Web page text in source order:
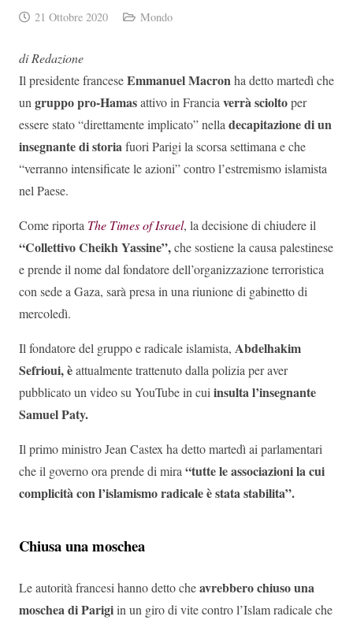
21 Ottobre 2020 Mondo
di Redazione
Il presidente franceseEmmanuel Macronha detto martedì che
ungruppo pro-Hamasattivo in Franciaverrà scioltoper
essere stato “direttamente implicato” nelladecapitazione di un
insegnante di storiafuori Parigi la scorsa settimana e che
“verranno intensificate le azioni” contro l’estremismo islamista
nel Paese.
Come riporta The Times of Israel, la decisione di chiudere il
“Collettivo Cheikh Yassine”,che sostiene la causa palestinese
e prende il nome dal fondatore dell’organizzazione terroristica
con sede a Gaza, sarà presa in una riunione di gabinetto di
mercoledì.
Il fondatore del gruppo e radicale islamista, Abdelhakim
Sefrioui, èattualmente trattenuto dalla polizia per aver
pubblicato un video su YouTube in cuiinsulta l’insegnante
Samuel Paty.
Il primo ministro Jean Castex ha detto martedì ai parlamentari
che il governo ora prende di mira“tutte le associazioni la cui
complicità con l’islamismo radicale è stata stabilita”.
Chiusa una moschea
Le autorità francesi hanno detto cheavrebbero chiuso una
moschea di Parigiin un giro di vite contro l’Islam radicale che